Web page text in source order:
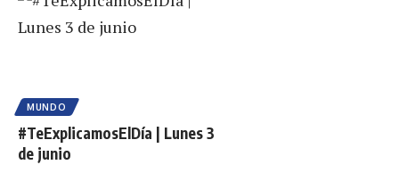
MUNDO
#TeExplicamosElDía | Lunes 3
de junio